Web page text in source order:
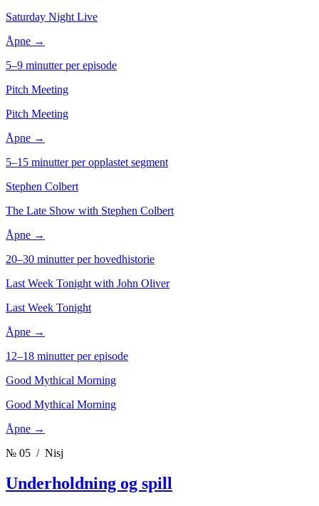
Saturday Night Live
Åpne →
5–9 minutter per episode
Pitch Meeting
Pitch Meeting
Åpne →
5–15 minutter per opplastet segment
Stephen Colbert
The Late Show with Stephen Colbert
Åpne →
20–30 minutter per hovedhistorie
Last Week Tonight with John Oliver
Last Week Tonight
Åpne →
12–18 minutter per episode
Good Mythical Morning
Good Mythical Morning
Åpne →
№ 05 / Nisj
Underholdning og spill